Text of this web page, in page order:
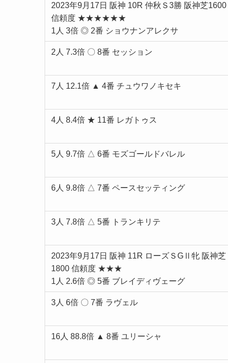
2023年9月17日 阪神 10R 仲秋Ｓ3勝 阪神芝1600
信頼度 ★★★★★★
1人 3倍 ◎ 2番 ショウナンアレクサ
2人 7.3倍 〇 8番 セッション
7人 12.1倍 ▲ 4番 チュウワノキセキ
4人 8.4倍 ★ 11番 レガトゥス
5人 9.7倍 △ 6番 モズゴールドバレル
6人 9.8倍 △ 7番 ペースセッティング
3人 7.8倍 △ 5番 トランキリテ
2023年9月17日 阪神 11R ローズＳGⅡ牝 阪神芝
1800 信頼度 ★★★
1人 2.6倍 ◎ 5番 ブレイディヴェーグ
3人 6倍 〇 7番 ラヴェル
16人 88.8倍 ▲ 8番 ユリーシャ